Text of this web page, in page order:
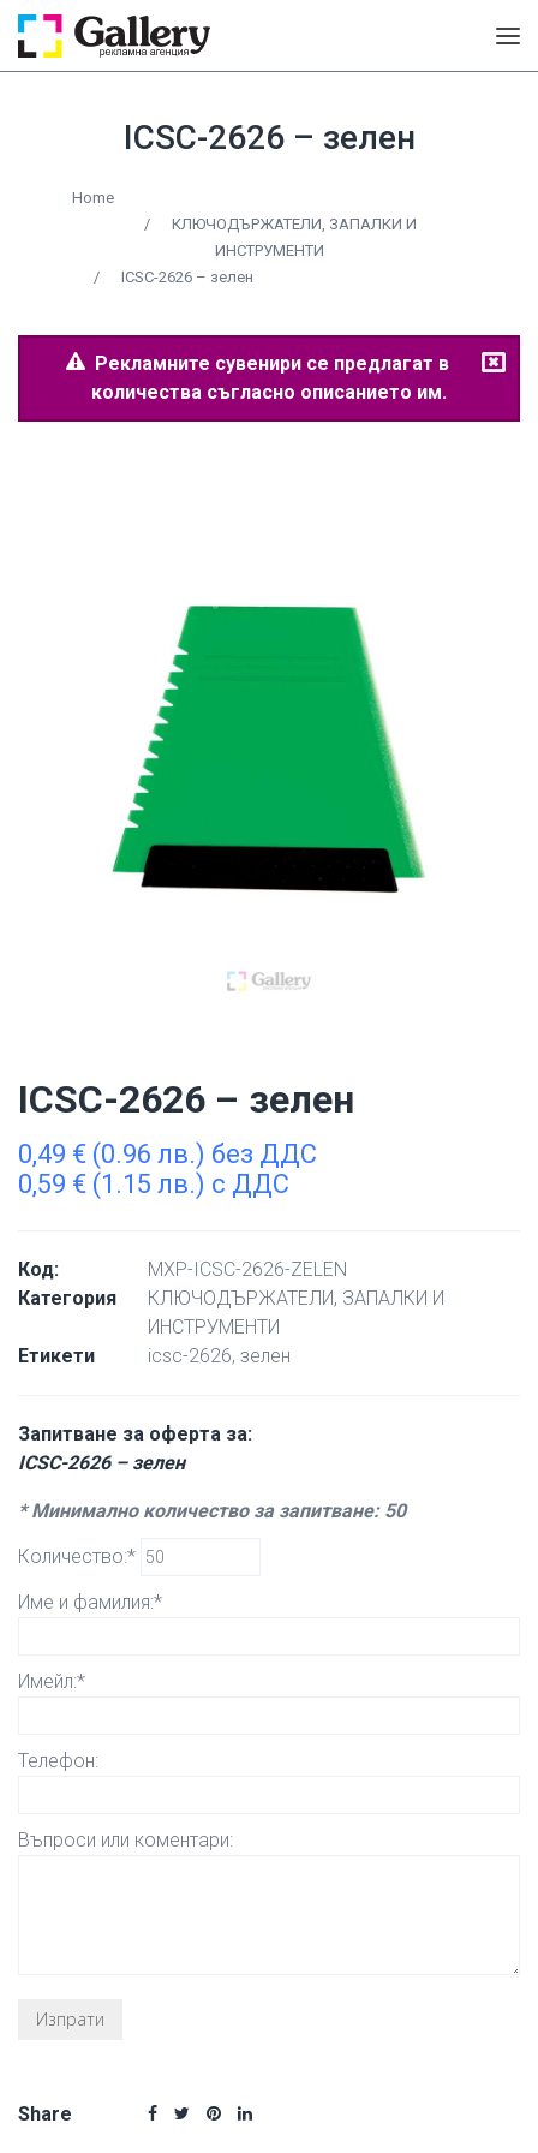
ICSC-2626 – зелен
Home
/
КЛЮЧОДЪРЖАТЕЛИ, ЗАПАЛКИ И
ИНСТРУМЕНТИ
/
ICSC-2626 – зелен
Рекламните сувенири се предлагат в
количества съгласно описанието им.
ICSC-2626 – зелен
0,49 € (0.96 лв.) без ДДС
0,59 € (1.15 лв.) с ДДС
Код:
MXP-ICSC-2626-ZELEN
Категория
КЛЮЧОДЪРЖАТЕЛИ, ЗАПАЛКИ И
ИНСТРУМЕНТИ
Етикети
icsc-2626, зелен
Запитване за оферта за:
ICSC-2626 – зелен
* Минимално количество за запитване: 50
Количество:*
Име и фамилия:*
Имейл:*
Телефон:
Въпроси или коментари:
Share